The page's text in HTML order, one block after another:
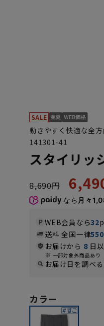
動きやすく快適な全
141301-41
スタイリッ
8,690円
なら 月々
WEB会員なら32
送料 全国一律550
お届けから 8 日
一部対象外商品あり
お届け日を調べる
カラー